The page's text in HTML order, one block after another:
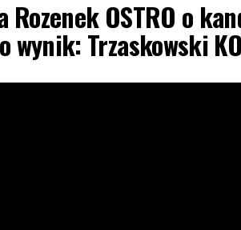
Rozenek OSTRO o
wynik: Trzaskowski